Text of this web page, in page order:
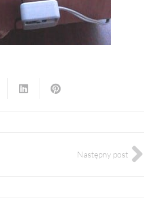
Następny post